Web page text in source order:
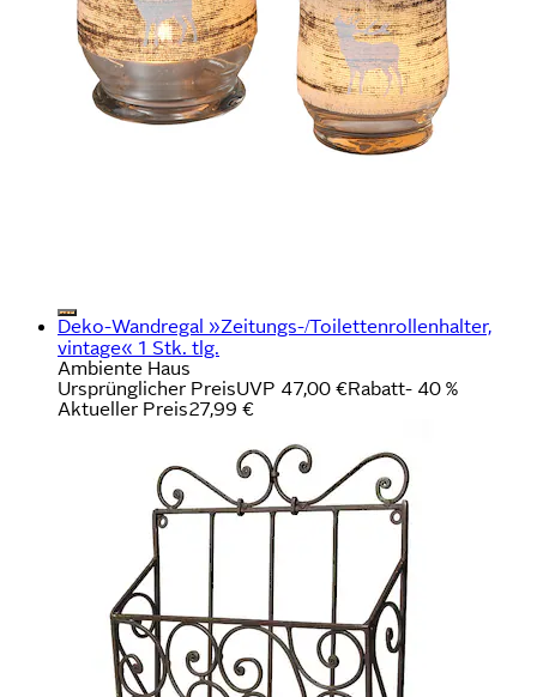
Deko-Wandregal »Zeitungs-/Toilettenrollenhalter,
vintage« 1 Stk. tlg.
Ambiente Haus
Ursprünglicher PreisUVP 47,00 €Rabatt- 40 %
Aktueller Preis27,99 €